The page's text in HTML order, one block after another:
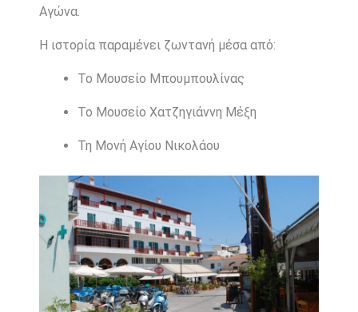
Αγώνα.
Η ιστορία παραμένει ζωντανή μέσα από:
Το Μουσείο Μπουμπουλίνας
Το Μουσείο Χατζηγιάννη Μέξη
Τη Μονή Αγίου Νικολάου